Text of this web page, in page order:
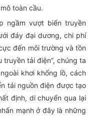
toàn cầu.
ngầm vượt biển truyền
đáy đại dương, chi phí
đến môi trường và tồn
truyền tải điện”, chúng ta
khơi khổng lồ, cách
tải nguồn điện được tạo
định, di chuyển qua lại
mạnh ở đây là những